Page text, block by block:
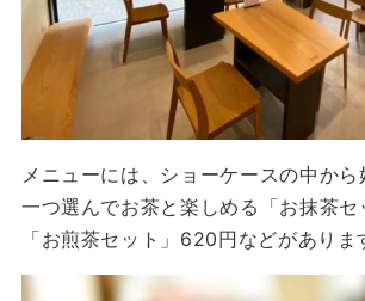
メニューには、ショーケースの中か
一つ選んでお茶と楽しめる「お抹茶
「お煎茶セット」620円などがありま